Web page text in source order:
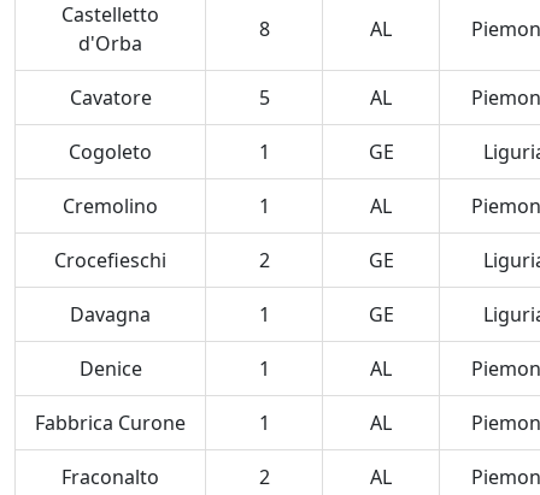
Castelletto
d'Orba
8 AL
Cavatore 5 AL
Cogoleto 1 GE
Cremolino 1 AL
Crocefieschi 2 GE
Davagna 1 GE
Denice 1 AL
Fabbrica Curone 1 AL
Fraconalto 2 AL